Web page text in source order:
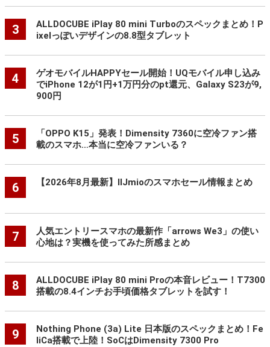
3
ALLDOCUBE iPlay 80 mini Turboのスペックまとめ！P
ixelっぽいデザインの8.8型タブレット
4
ゲオモバイルHAPPYセール開始！UQモバイル申し込み
でiPhone 12が1円+1万円分のpt還元、Galaxy S23が9,
900円
5
「OPPO K15」発表！Dimensity 7360に空冷ファン搭
載のスマホ…本当に空冷ファンいる？
6 【2026年8月最新】IIJmioのスマホセール情報まとめ
7
人気エントリースマホの最新作「arrows We3」の使い
心地は？実機を使ってみた所感まとめ
8
ALLDOCUBE iPlay 80 mini Proの本音レビュー！T7300
搭載の8.4インチお手頃価格タブレットを試す！
9
Nothing Phone (3a) Lite 日本版のスペックまとめ！Fe
liCa搭載で上陸！SoCはDimensity 7300 Pro